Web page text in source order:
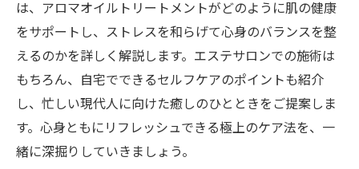
は、アロマオイルトリートメントがどのように肌の健康
をサポートし、ストレスを和らげて心身のバランスを整
えるのかを詳しく解説します。エステサロンでの施術は
もちろん、自宅でできるセルフケアのポイントも紹介
し、忙しい現代人に向けた癒しのひとときをご提案しま
す。心身ともにリフレッシュできる極上のケア法を、一
緒に深掘りしていきましょう。